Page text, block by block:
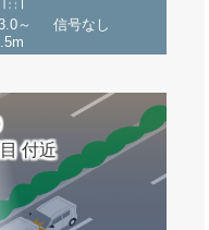
～
信号なし
付近